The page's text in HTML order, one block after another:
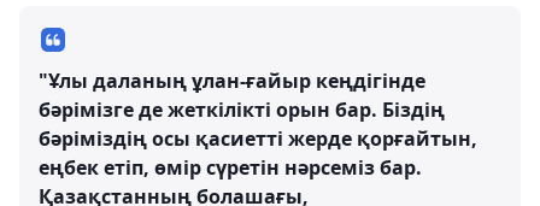
"Ұлы даланың ұлан-ғайыр кеңдігінде
бәрімізге де жеткілікті орын бар. Біздің
бәріміздің осы қасиетті жерде қорғайтын,
еңбек етіп, өмір сүретін нәрсеміз бар.
Қазақстанның болашағы,